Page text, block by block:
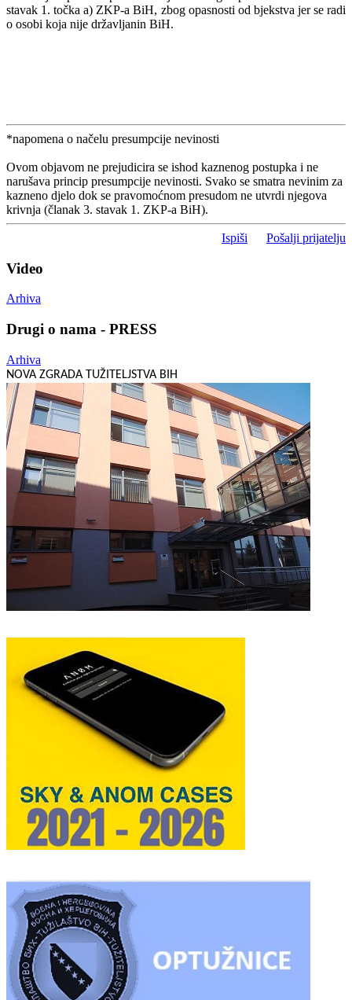
stavak 1. točka a) ZKP-a BiH, zbog opasnosti od bjekstva jer se radi
o osobi koja nije državljanin BiH.
*napomena o načelu presumpcije nevinosti
Ovom objavom ne prejudicira se ishod kaznenog postupka i ne
narušava princip presumpcije nevinosti. Svako se smatra nevinim za
kazneno djelo dok se pravomoćnom presudom ne utvrdi njegova
krivnja (članak 3. stavak 1. ZKP-a BiH).
Ispiši Pošalji prijatelju
Video
Arhiva
Drugi o nama - PRESS
Arhiva
NOVA ZGRADA TUŽITELJSTVA BIH